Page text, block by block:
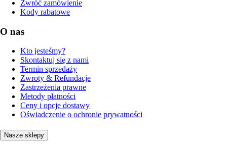
Zwróć zamówienie
Kody rabatowe
O nas
Kto jesteśmy?
Skontaktuj się z nami
Termin sprzedaży
Zwroty & Refundacje
Zastrzeżenia prawne
Metody płatności
Ceny i opcje dostawy
Oświadczenie o ochronie prywatności
Nasze sklepy